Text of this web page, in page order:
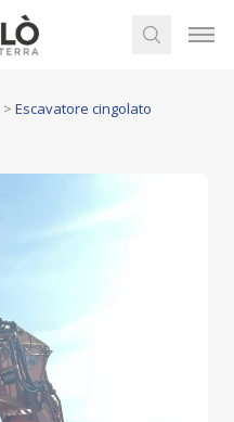
> Escavatore cingolato